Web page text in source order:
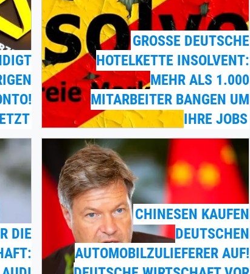
GROSSE DEUTSCHE H
OTELKETTE INSOLVENT: M
EHR ALS 1.000 M
ITARBEITER BANGEN UM I
HRE JOBS
DIE
CHINESEN KAUFEN
DEUTSCHEN
AUTOMOBILZULIEFERER AUF!